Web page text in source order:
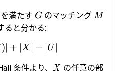
満たす G のマッチング M
ると分かる:
) + ∣X − U
条件より、X の任意の部